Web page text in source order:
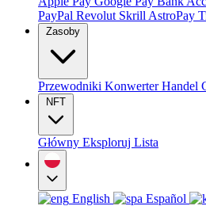
PayPal Revolut Skrill AstroPay
Zasoby
Przewodniki KonwerterHandel
NFT
Główny Eksploruj Lista
English Español